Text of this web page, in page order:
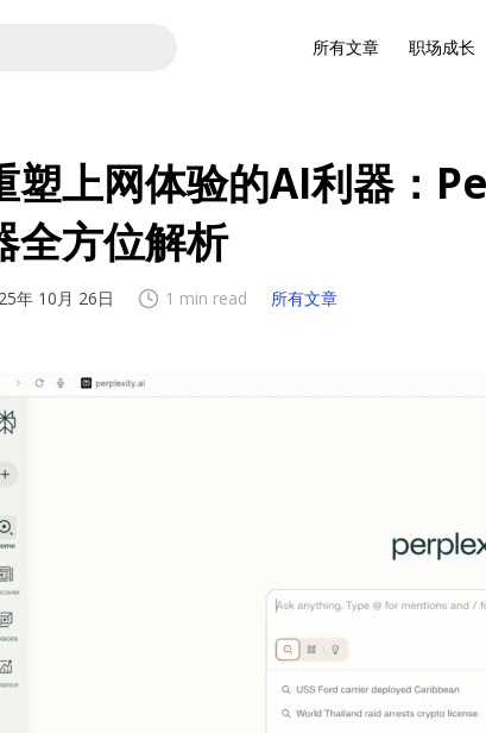
所有文章 职场成长
塑上网体验的AI利器：
全方位解析
年 10月 26日 1 min read 所有文章